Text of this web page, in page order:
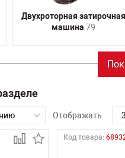
Двухроторная затирочная
машина 79
Отображать
Код товара: